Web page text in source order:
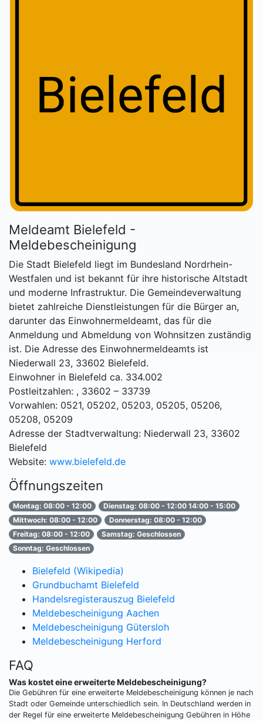
Meldeamt Bielefeld -
Meldebescheinigung
Die Stadt Bielefeld liegt im Bundesland Nordrhein-
Westfalen und ist bekannt für ihre historische Altstadt
und moderne Infrastruktur. Die Gemeindeverwaltung
bietet zahlreiche Dienstleistungen für die Bürger an,
darunter das Einwohnermeldeamt, das für die
Anmeldung und Abmeldung von Wohnsitzen zuständig
ist. Die Adresse des Einwohnermeldeamts ist
Niederwall 23, 33602 Bielefeld.
Einwohner in Bielefeld ca. 334.002
Postleitzahlen: , 33602 – 33739
Vorwahlen: 0521, 05202, 05203, 05205, 05206,
05208, 05209
Adresse der Stadtverwaltung: Niederwall 23, 33602
Bielefeld
Website: www.bielefeld.de
Öffnungszeiten
Montag: 08:00 - 12:00
Dienstag: 08:00 - 12:00 14:00 - 15:00
Mittwoch: 08:00 - 12:00
Donnerstag: 08:00 - 12:00
Freitag: 08:00 - 12:00
Samstag: Geschlossen
Sonntag: Geschlossen
Bielefeld (Wikipedia)
Grundbuchamt Bielefeld
Handelsregisterauszug Bielefeld
Meldebescheinigung Aachen
Meldebescheinigung Gütersloh
Meldebescheinigung Herford
FAQ
Was kostet eine erweiterte Meldebescheinigung?
Die Gebühren für eine erweiterte Meldebescheinigung können je nach
Stadt oder Gemeinde unterschiedlich sein. In Deutschland werden in
der Regel für eine erweiterte Meldebescheinigung Gebühren in Höhe